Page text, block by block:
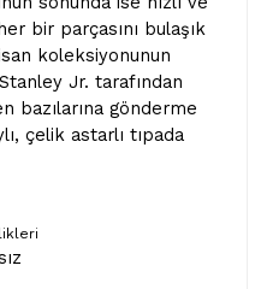
bir parçasını bulaşık
koleksiyonunun
Jr. tarafından
bazılarına gönderme
çelik astarlı tıpada